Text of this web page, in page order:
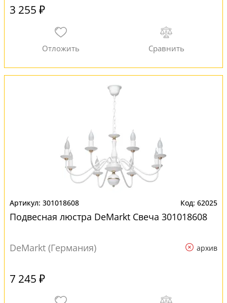
3 255 ₽
301018608 62025
Подвесная люстра DeMarkt Свеча 301018608
DeMarkt (Германия) архив
7 245 ₽